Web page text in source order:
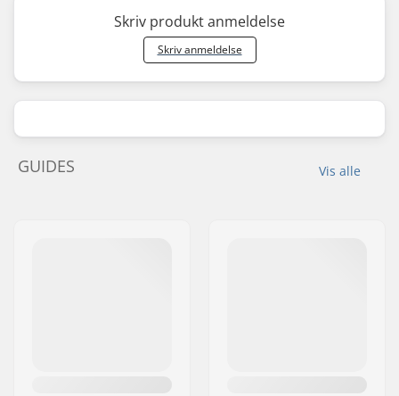
Skriv produkt anmeldelse
Skriv anmeldelse
Vis alle
GUIDES